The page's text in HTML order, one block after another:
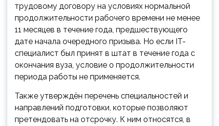
трудовому договору на условиях нормальной
продолжительности рабочего времени не менее
11 месяцев в течение года, предшествующего
дате начала очередного призыва. Но если IT-
специалист был принят в штат в течение года с
окончания вуза, условие о продолжительности
периода работы не применяется.
Также утверждён перечень специальностей и
направлений подготовки, которые позволяют
претендовать на отсрочку. К ним относятся, в